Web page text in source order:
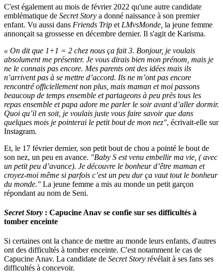
C'est également au mois de février 2022 qu'une autre candidate
emblématique de Secret Story a donné naissance à son premier
enfant. Vu aussi dans Friends Trip et LMvsMonde, la jeune femme
annonçait sa grossesse en décembre dernier. Il s'agit de Karisma.
« On dit que 1+1 = 2 chez nous ça fait 3. Bonjour, je voulais
absolument me présenter. Je vous dirais bien mon prénom, mais je
ne le connais pas encore. Mes parents ont des idées mais ils
n’arrivent pas à se mettre d’accord. Ils ne m’ont pas encore
rencontré officiellement non plus, mais maman et moi passons
beaucoup de temps ensemble et partageons à peu près tous les
repas ensemble et papa adore me parler le soir avant d’aller dormir.
Quoi qu’il en soit, je voulais juste vous faire savoir que dans
quelques mois je pointerai le petit bout de mon nez", écrivait-elle sur
Instagram.
Et, le 17 février dernier, son petit bout de chou a pointé le bout de
son nez, un peu en avance. "Baby S est venu embellir ma vie, ( avec
un petit peu d’avance). Je découvre le bonheur d’être maman et
croyez-moi même si parfois c’est un peu dur ça vaut tout le bonheur
du monde." La jeune femme a mis au monde un petit garçon
répondant au nom de Seni.
Secret Story : Capucine Anav se confie sur ses difficultés à
tomber enceinte
Si certaines ont la chance de mettre au monde leurs enfants, d'autres
ont des difficultés à tomber enceinte. C'est notamment le cas de
Capucine Anav. La candidate de Secret Story révélait à ses fans ses
difficultés à concevoir.